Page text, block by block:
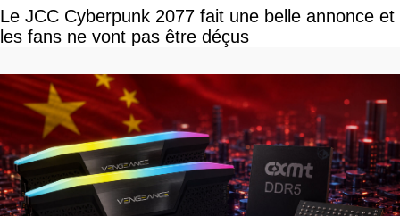
Le JCC Cyberpunk 2077 fait une belle annonce et
les fans ne vont pas être déçus